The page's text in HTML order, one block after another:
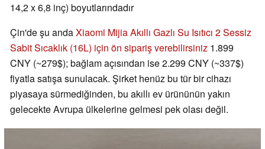
14,2 x 6,8 inç) boyutlarındadır
Çin'de şu andaXiaomi Mijia Akıllı Gazlı Su Isıtıcı 2 Sessiz
Sabit Sıcaklık (16L) için ön sipariş verebilirsiniz 1.899
CNY (~279$); bağlam açısından ise 2.299 CNY (~337$)
fiyatla satışa sunulacak. Şirket henüz bu tür bir cihazı
piyasaya sürmediğinden, bu akıllı ev ürününün yakın
gelecekte Avrupa ülkelerine gelmesi pek olası değil.